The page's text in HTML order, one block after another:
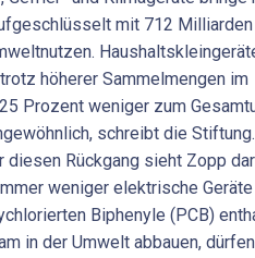
mit 712 Milliarden
höherer Sammelmengen im
Prozent weniger zum
schreibt die
diesen Rückgang sieht Zopp
weniger elektrische
Biphenyle (PCB)
in der Umwelt abbauen,